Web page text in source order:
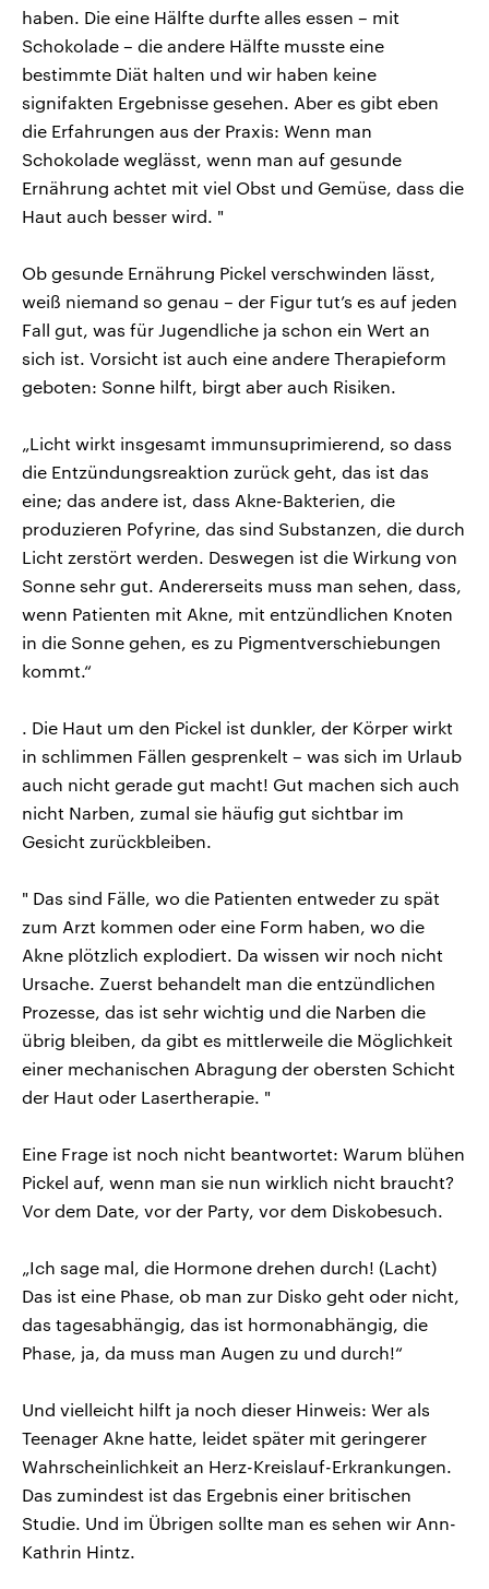
haben. Die eine Hälfte durfte alles essen – mit
Schokolade – die andere Hälfte musste eine
bestimmte Diät halten und wir haben keine
signifakten Ergebnisse gesehen. Aber es gibt eben
die Erfahrungen aus der Praxis: Wenn man
Schokolade weglässt, wenn man auf gesunde
Ernährung achtet mit viel Obst und Gemüse, dass die
Haut auch besser wird. "
Ob gesunde Ernährung Pickel verschwinden lässt,
weiß niemand so genau – der Figur tut’s es auf jeden
Fall gut, was für Jugendliche ja schon ein Wert an
sich ist. Vorsicht ist auch eine andere Therapieform
geboten: Sonne hilft, birgt aber auch Risiken.
„Licht wirkt insgesamt immunsuprimierend, so dass
die Entzündungsreaktion zurück geht, das ist das
eine; das andere ist, dass Akne-Bakterien, die
produzieren Pofyrine, das sind Substanzen, die durch
Licht zerstört werden. Deswegen ist die Wirkung von
Sonne sehr gut. Andererseits muss man sehen, dass,
wenn Patienten mit Akne, mit entzündlichen Knoten
in die Sonne gehen, es zu Pigmentverschiebungen
kommt.“
. Die Haut um den Pickel ist dunkler, der Körper wirkt
in schlimmen Fällen gesprenkelt – was sich im Urlaub
auch nicht gerade gut macht! Gut machen sich auch
nicht Narben, zumal sie häufig gut sichtbar im
Gesicht zurückbleiben.
" Das sind Fälle, wo die Patienten entweder zu spät
zum Arzt kommen oder eine Form haben, wo die
Akne plötzlich explodiert. Da wissen wir noch nicht
Ursache. Zuerst behandelt man die entzündlichen
Prozesse, das ist sehr wichtig und die Narben die
übrig bleiben, da gibt es mittlerweile die Möglichkeit
einer mechanischen Abragung der obersten Schicht
der Haut oder Lasertherapie. "
Eine Frage ist noch nicht beantwortet: Warum blühen
Pickel auf, wenn man sie nun wirklich nicht braucht?
Vor dem Date, vor der Party, vor dem Diskobesuch.
„Ich sage mal, die Hormone drehen durch! (Lacht)
Das ist eine Phase, ob man zur Disko geht oder nicht,
das tagesabhängig, das ist hormonabhängig, die
Phase, ja, da muss man Augen zu und durch!“
Und vielleicht hilft ja noch dieser Hinweis: Wer als
Teenager Akne hatte, leidet später mit geringerer
Wahrscheinlichkeit an Herz-Kreislauf-Erkrankungen.
Das zumindest ist das Ergebnis einer britischen
Studie. Und im Übrigen sollte man es sehen wir Ann-
Kathrin Hintz.